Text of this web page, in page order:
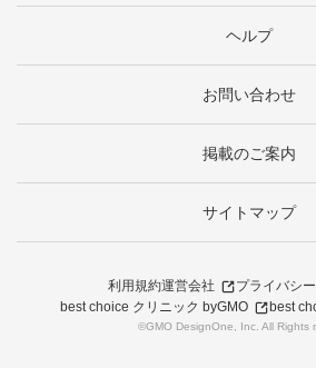
ヘルプ
お問い合わせ
掲載のご案内
サイトマップ
利用規約運営会社
プライバシ
best choice クリニック byGMO
best
©GMO DesignOne, Inc. All Rights